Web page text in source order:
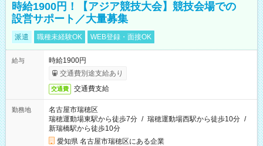
時給1900円！【アジア競技大会】競技会場での
設営サポート／大量募集
派遣 職種未経験OK WEB登録・面接OK
給与
時給1900円
交通費別途支給あり
交通費 交通費支給
勤務地
名古屋市瑞穂区
瑞穂運動場東駅から徒歩7分 / 瑞穂運動場西駅から徒歩10分 /
新瑞橋駅から徒歩10分
愛知県 名古屋市瑞穂区にある企業